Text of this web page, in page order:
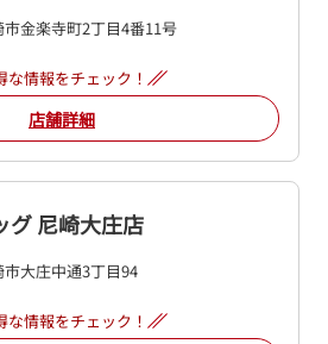
金楽寺町2丁目4番11号
な情報をチェック！
店舗詳細
グ 尼崎大庄店
大庄中通3丁目94
な情報をチェック！